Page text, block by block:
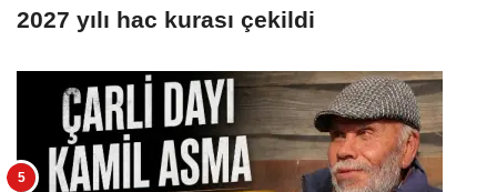
2027 yılı hac kurası çekildi